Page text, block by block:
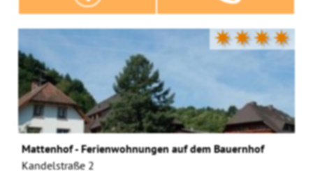
✷✷✷✷
Mattenhof - Ferienwohnungen auf dem Bauernhof
Kandelstraße 2